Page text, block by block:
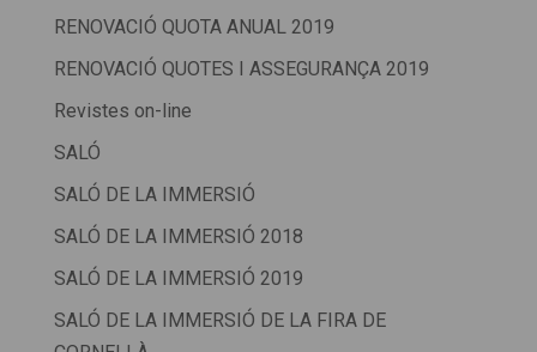
RENOVACIÓ QUOTA ANUAL 2019
RENOVACIÓ QUOTES I ASSEGURANÇA 2019
Revistes on-line
SALÓ
SALÓ DE LA IMMERSIÓ
SALÓ DE LA IMMERSIÓ 2018
SALÓ DE LA IMMERSIÓ 2019
SALÓ DE LA IMMERSIÓ DE LA FIRA DE